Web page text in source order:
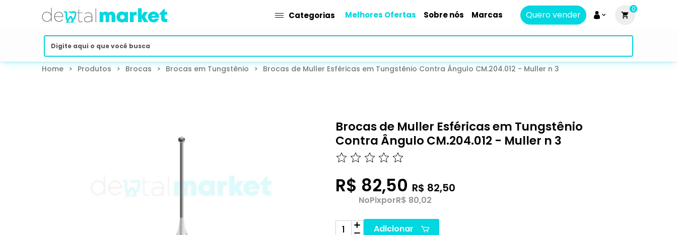
Categorias Melhores Ofertas Sobre nós Marcas Quero vender
0
Home > Produtos > Brocas > Brocas em Tungstênio > Brocas de Muller Esféricas em Tungstênio Contra Ângulo CM.204.012 - Muller n 3
Brocas de Muller Esféricas em Tungstênio
Contra Ângulo CM.204.012 - Muller n 3
R$ 82,50 R$ 82,50
NoPixporR$ 80,02
Adicionar